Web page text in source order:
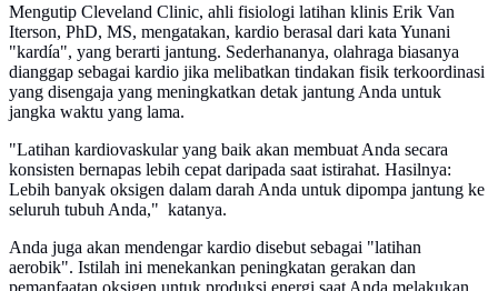
Mengutip Cleveland Clinic, ahli fisiologi latihan klinis Erik Van
Iterson, PhD, MS, mengatakan, kardio berasal dari kata Yunani
"kardía", yang berarti jantung. Sederhananya, olahraga biasanya
dianggap sebagai kardio jika melibatkan tindakan fisik terkoordinasi
yang disengaja yang meningkatkan detak jantung Anda untuk
jangka waktu yang lama.
"Latihan kardiovaskular yang baik akan membuat Anda secara
konsisten bernapas lebih cepat daripada saat istirahat. Hasilnya:
Lebih banyak oksigen dalam darah Anda untuk dipompa jantung ke
seluruh tubuh Anda," katanya.
Anda juga akan mendengar kardio disebut sebagai "latihan
aerobik". Istilah ini menekankan peningkatan gerakan dan
pemanfaatan oksigen untuk produksi energi saat Anda melakukan